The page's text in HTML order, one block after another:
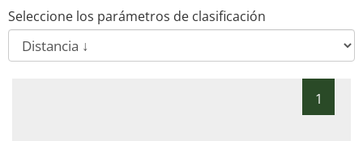
Seleccione los parámetros de clasificación
1